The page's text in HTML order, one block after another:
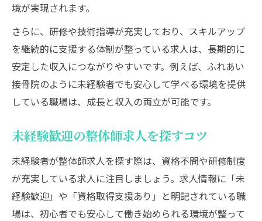
整体師求人未経験歓迎が増えている背景と
は
未経験OK整体師求人のサポート体制に注目
整体師未経験でも始めやすい求人の特徴
未経験向け整体師求人で学べるスキルとは
整体師として目指すキャリアアップ戦略
整体師求人で実現するキャリアアップの道
整体師求人で重視するべき成長環境とは
整体師求人選びで考える独立開業までの道
整体師求人で経験を活かす転職術
境が実現されます。
さらに、研修や技術指導が充実しており、スキルアップ
を継続的に支援する体制が整っている求人は、長期的に
安定した収入につながりやすいです。例えば、ふれあい
接骨院のように未経験者でも安心して学べる環境を提供
している職場は、成長と収入の両立が可能です。
未経験歓迎の整体師求人を探すコツ
未経験者が整体師求人を探す際は、資格不問や研修制度
が充実している求人に注目しましょう。求人情報に「未
経験歓迎」や「資格取得支援あり」と明記されている職
場は、初心者でも安心して働き始められる環境が整って